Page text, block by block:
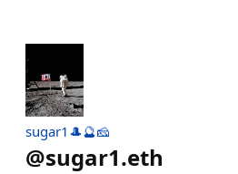
sugar1🎩🔮🧀
@sugar1.eth